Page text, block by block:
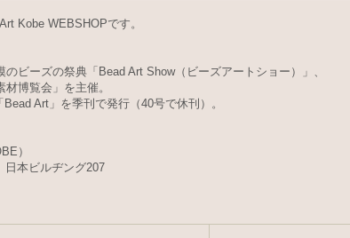
Kobe WEBSHOPです。
ビーズの祭典「Bead Art Show（ビーズアートショー）」、
博覧会」を主催。
Art」を季刊で発行（40号で休刊）。
）
本ビルヂング207